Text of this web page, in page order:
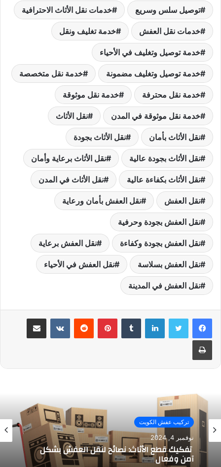
توصيل سلس وسريع خدمات نقل الأثاث الاحترافية
خدمات نقل العفش خدمة تغليف ونقل
خدمة توصيل وتغليف في الأحياء
خدمة توصيل وتغليف مضمونة خدمة نقل متخصصة
خدمة نقل محترفة خدمة نقل موثوقة
خدمة نقل موثوقة في المدن نقل الأثاث
نقل الأثاث بأمان نقل الأثاث بجودة
نقل الأثاث بجودة عالية نقل الأثاث برعاية وأمان
نقل الأثاث بكفاءة عالية نقل الأثاث في المدن
نقل العفش نقل العفش بأمان ورعاية
نقل العفش بجودة وحرفية
نقل العفش بجودة وكفاءة نقل العفش برعاية
نقل العفش بسلاسة نقل العفش في الأحياء
نقل العفش في المدينة
لينكدإن بينتيريست مشاركة عبر البريد
طباعة
تركيب عفش الكويت
نوفمبر 4, 2024
تفكيك قطع الأثاث: نصائح لنقل العفش بشكل
آمن وفعال